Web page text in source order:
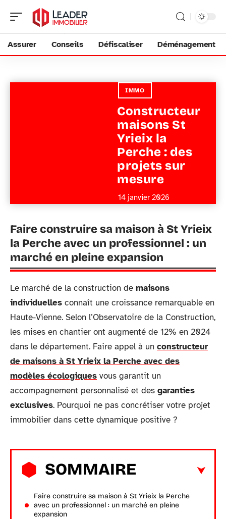
Assurer Conseils Défiscaliser Déménagement
IMMO
Constructeur
maisons St
Yrieix la
Perche : des
projets sur
mesure
14 janvier 2026
Faire construire sa maison à St Yrieix
la Perche avec un professionnel : un
marché en pleine expansion
Le marché de la construction de maisons
individuelles connaît une croissance remarquable en
Haute-Vienne. Selon l’Observatoire de la Construction,
les mises en chantier ont augmenté de 12% en 2024
dans le département. Faire appel à un constructeur
de maisons à St Yrieix la Perche avec des
modèles écologiques vous garantit un
accompagnement personnalisé et des garanties
exclusives. Pourquoi ne pas concrétiser votre projet
immobilier dans cette dynamique positive ?
SOMMAIRE
Faire construire sa maison à St Yrieix la Perche
avec un professionnel : un marché en pleine
expansion